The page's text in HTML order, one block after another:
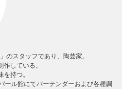
のスタッフであり、陶芸家。
している。
持つ。
ール館にてバーテンダーおよび各種調